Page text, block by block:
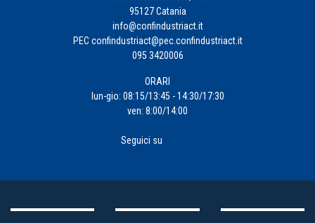
95127 Catania
info@confindustriact.it
PEC confindustriact@pec.confindustriact.it
095 3420006
ORARI
lun-gio: 08:15/13:45 - 14:30/17:30
ven: 8:00/14:00
Seguici su